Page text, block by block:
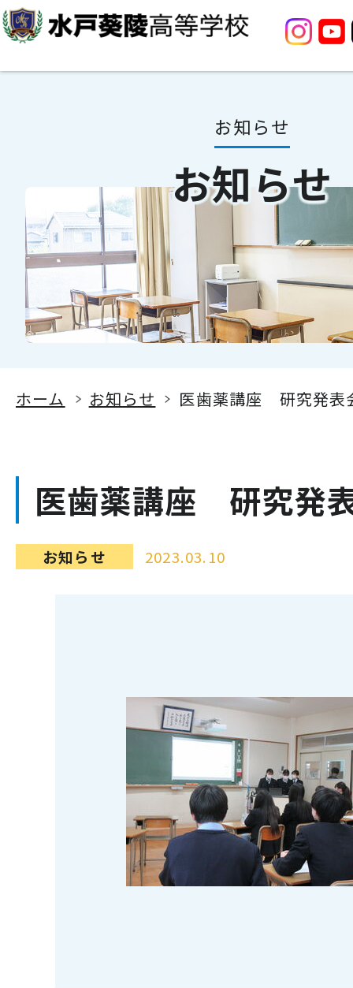
お知らせ
お知らせ
ホーム お知らせ 医歯薬講座 研究発
医歯薬講座 研究発
お知らせ 2023.03.10